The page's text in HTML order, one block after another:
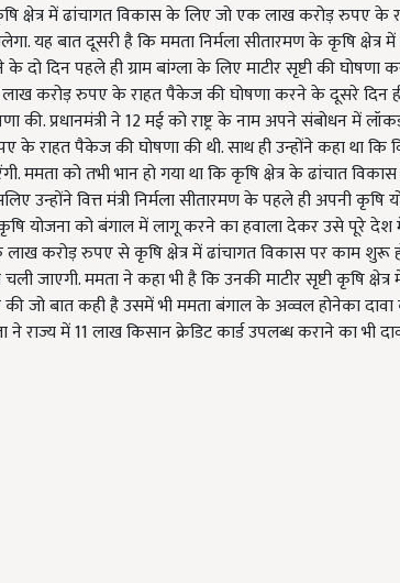
कृषि क्षेत्र में ढांचागत विकास के लिए जो एक लाख करोड़ रुपए
यह बात दूसरी है कि ममता निर्मला सीतारमण के कृषि क्षेत्र
दिन पहले ही ग्राम बांग्ला के लिए माटीर सृष्टी की घोषणा
लाख करोड़ रुपए के राहत पैकेज की घोषणा करने के दूसरे दिन
की. प्रधानमंत्री ने 12 मई को राष्ट्र के नाम अपने संबोधन में
राहत पैकेज की घोषणा की थी. साथ ही उन्होंने कहा था कि
ममता को तभी भान हो गया था कि कृषि क्षेत्र के ढांचात
उन्होंने वित्त मंत्री निर्मला सीतारमण के पहले ही अपनी कृषि
योजना को बंगाल में लागू करने का हवाला देकर उसे पूरे देश
करोड़ रुपए से कृषि क्षेत्र में ढांचागत विकास पर काम शुरू
जाएगी. ममता ने कहा भी है कि उनकी माटीर सृष्टी कृषि
की जो बात कही है उसमें भी ममता बंगाल के अव्वल होनेका
राज्य में 11 लाख किसान क्रेडिट कार्ड उपलब्ध कराने का भी